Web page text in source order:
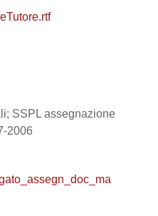
SSPL assegnazione
2006